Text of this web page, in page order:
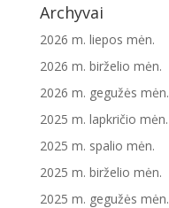
Archyvai
2026 m. liepos mėn.
2026 m. birželio mėn.
2026 m. gegužės mėn.
2025 m. lapkričio mėn.
2025 m. spalio mėn.
2025 m. birželio mėn.
2025 m. gegužės mėn.